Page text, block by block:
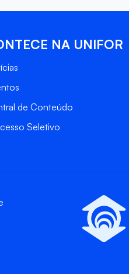
NA UNIFOR
de Conteúdo
Seletivo